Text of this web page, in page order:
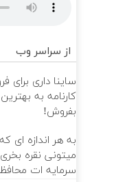
از سراسر وب
ساینا داری برای
کارنامه به
بفروش!
به هر اندازه ای
میتونی نقره بخری
سرمایه ات